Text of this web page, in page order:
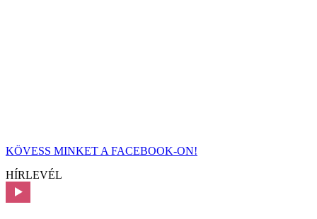
KÖVESS MINKET A FACEBOOK-ON!
HÍRLEVÉL